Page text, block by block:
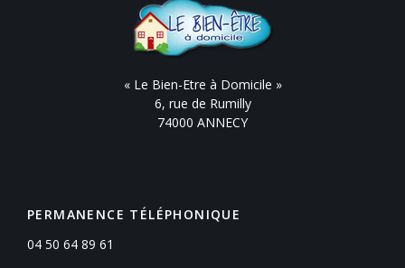
« Le Bien-Etre à Domicile »
6, rue de Rumilly
74000 ANNECY
PERMANENCE TÉLÉPHONIQUE
04 50 64 89 61